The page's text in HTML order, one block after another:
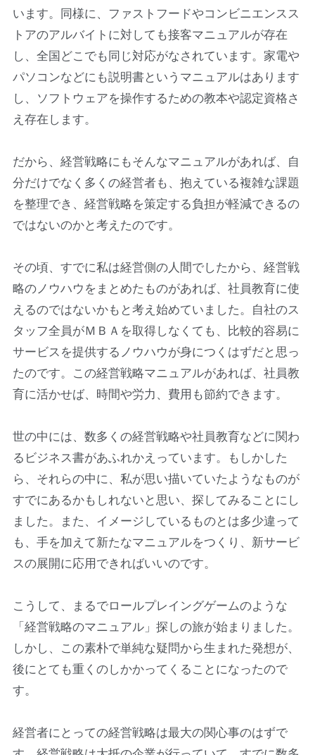
います。同様に、ファストフードやコンビニエンスス
トアのアルバイトに対しても接客マニュアルが存在
し、全国どこでも同じ対応がなされています。家電や
パソコンなどにも説明書というマニュアルはあります
し、ソフトウェアを操作するための教本や認定資格さ
え存在します。
だから、経営戦略にもそんなマニュアルがあれば、自
分だけでなく多くの経営者も、抱えている複雑な課題
を整理でき、経営戦略を策定する負担が軽減できるの
ではないのかと考えたのです。
その頃、すでに私は経営側の人間でしたから、経営戦
略のノウハウをまとめたものがあれば、社員教育に使
えるのではないかもと考え始めていました。自社のス
タッフ全員がＭＢＡを取得しなくても、比較的容易に
サービスを提供するノウハウが身につくはずだと思っ
たのです。この経営戦略マニュアルがあれば、社員教
育に活かせば、時間や労力、費用も節約できます。
世の中には、数多くの経営戦略や社員教育などに関わ
るビジネス書があふれかえっています。もしかした
ら、それらの中に、私が思い描いていたようなものが
すでにあるかもしれないと思い、探してみることにし
ました。また、イメージしているものとは多少違って
も、手を加えて新たなマニュアルをつくり、新サービ
スの展開に応用できればいいのです。
こうして、まるでロールプレイングゲームのような
「経営戦略のマニュアル」探しの旅が始まりました。
しかし、この素朴で単純な疑問から生まれた発想が、
後にとても重くのしかかってくることになったので
す。
経営者にとっての経営戦略は最大の関心事のはずで